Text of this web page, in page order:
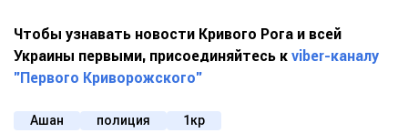
Чтобы узнавать новости Кривого Рога и всей
Украины первыми, присоединяйтесь к viber-каналу
"Первого Криворожского"
Ашан полиция 1кр